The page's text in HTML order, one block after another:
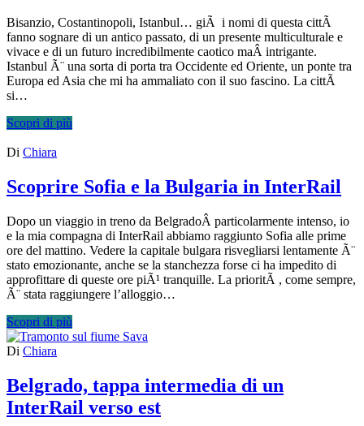
Bisanzio, Costantinopoli, Istanbul… giÃ i nomi di questa cittÃ
fanno sognare di un antico passato, di un presente multiculturale e
vivace e di un futuro incredibilmente caotico maÂ intrigante.
Istanbul Ã¨ una sorta di porta tra Occidente ed Oriente, un ponte tra
Europa ed Asia che mi ha ammaliato con il suo fascino. La cittÃ
si…
Scopri di più
Di Chiara
Scoprire Sofia e la Bulgaria in InterRail
Dopo un viaggio in treno da BelgradoÂ particolarmente intenso, io
e la mia compagna di InterRail abbiamo raggiunto Sofia alle prime
ore del mattino. Vedere la capitale bulgara risvegliarsi lentamente Ã¨
stato emozionante, anche se la stanchezza forse ci ha impedito di
approfittare di queste ore piÃ¹ tranquille. La prioritÃ , come sempre,
Ã¨ stata raggiungere l’alloggio…
Scopri di più
Di Chiara
Belgrado, tappa intermedia di un
InterRail verso est